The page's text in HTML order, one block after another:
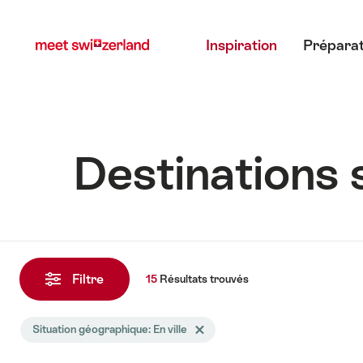
myswitzerland.com
Inspiration
Destinations
Résultats
trouvés
Filtre 15 Résultatstrouvés
LaSituation géographique: En villeEffacer le tag Situation géographique